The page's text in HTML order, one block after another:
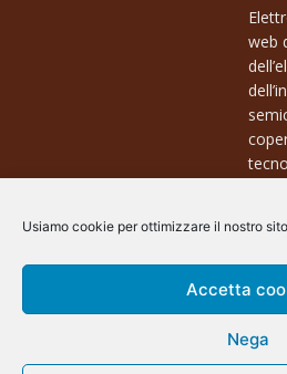
Usiamo cookie per ottimizzare il nostro
Accetta
Nega
web